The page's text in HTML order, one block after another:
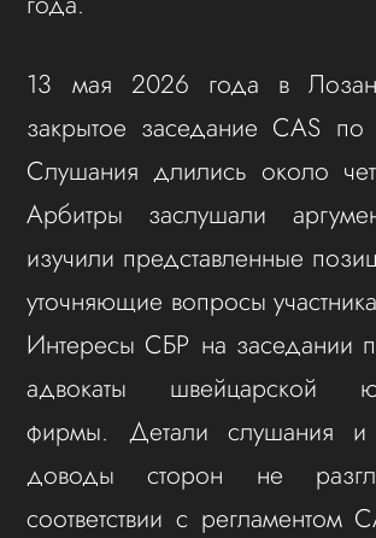
13 мая 2026 года в
закрытое заседание CAS по
Слушания длились около
Арбитры заслушали
изучили представленные
уточняющие вопросы
Интересы СБР на заседании
адвокаты швейцарской
фирмы. Детали слушания и
доводы сторон не
соответствии с регламентом